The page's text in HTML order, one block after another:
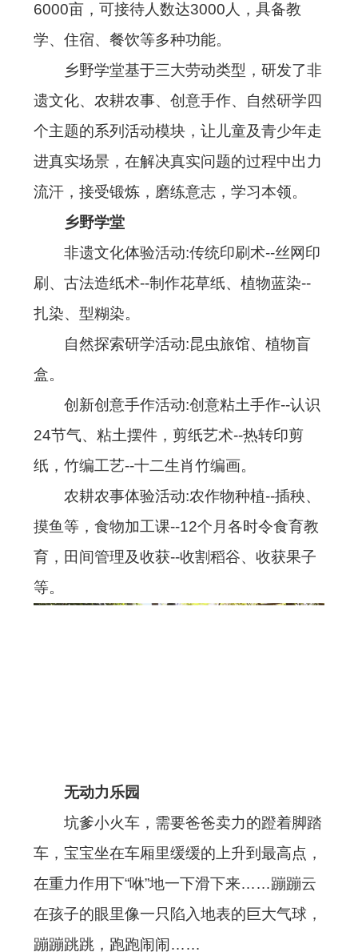
6000亩，可接待人数达3000人，具备教
学、住宿、餐饮等多种功能。
乡野学堂基于三大劳动类型，研发了非
遗文化、农耕农事、创意手作、自然研学四
个主题的系列活动模块，让儿童及青少年走
进真实场景，在解决真实问题的过程中出力
流汗，接受锻炼，磨练意志，学习本领。
乡野学堂
非遗文化体验活动:传统印刷术--丝网印
刷、古法造纸术--制作花草纸、植物蓝染--
扎染、型糊染。
自然探索研学活动:昆虫旅馆、植物盲
盒。
创新创意手作活动:创意粘土手作--认识
24节气、粘土摆件，剪纸艺术--热转印剪
纸，竹编工艺--十二生肖竹编画。
农耕农事体验活动:农作物种植--插秧、
摸鱼等，食物加工课--12个月各时令食育教
育，田间管理及收获--收割稻谷、收获果子
等。
无动力乐园
坑爹小火车，需要爸爸卖力的蹬着脚踏
车，宝宝坐在车厢里缓缓的上升到最高点，
在重力作用下“咻”地一下滑下来……蹦蹦云
在孩子的眼里像一只陷入地表的巨大气球，
蹦蹦跳跳，跑跑闹闹……